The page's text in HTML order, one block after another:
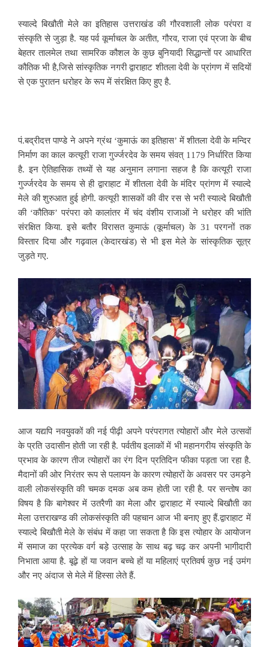
स्याल्दे बिखौती मेले का इतिहास उत्तराखंड की गौरवशाली लोक परंपरा व
संस्कृति से जुड़ा है. यह पर्व कूर्माचल के अतीत, गौरव, राजा एवं प्रजा के बीच
बेहतर तालमेल तथासामरिक कौशल के कुछ बुनियादी सिद्धान्तों पर आधारित
कौतिक भी है,जिसे सांस्कृतिक नगरी द्वाराहाट शीतला देवी के प्रांगण में सदियों
से एक पुरातन धरोहर के रूप में संरक्षित किए हुए है.
पं.बद्रीदत्त पाण्डे ने अपने ग्रंथ ‘कुमाऊं का इतिहास’ में शीतला देवी के मन्दिर
निर्माण का काल कत्यूरी राजा गुर्ज्जरदेव के समय संवत् 1179 निर्धारित किया
है. इन ऐतिहासिकतथ्यों से यह अनुमान लगाना सहज है कि कत्यूरी राजा
गुर्ज्जरदेव के समय से ही द्वाराहाट में शीतला देवी के मंदिर प्रांगण में स्याल्दे
मेले की शुरुआत हुई होगी. कत्यूरी शासकों की वीर रस से भरी स्याल्दे बिखौती
की ‘कौतिक’ परंपरा को कालांतर में चंद वंशीय राजाओं ने धरोहर की भांति
संरक्षित किया. इसे बतौर विरासत कुमाऊं (कूर्माचल) के 31 परगनों तक
विस्तार दिया और गढ़वाल (केदारखंड) से भी इस मेले के सांस्कृतिक सूत्र
जुड़ते गए.
आज यद्यपि नवयुवकों की नई पीढ़ी अपने परंपरागत त्योहारों और मेले उत्सवों
के प्रति उदासीन होती जा रही है. पर्वतीय इलाकों में भी महानगरीय संस्कृति के
प्रभाव केकारण तीज त्योहारों का रंग दिन प्रतिदिन फीका पड़ता जा रहा है.
मैदानों की ओर निरंतर रूप से पलायन के कारण त्योहारों के अवसर पर उमड़ने
वाली लोकसंस्कृति की चमक दमक अब कम होती जा रही है. पर सन्तोष का
विषय है किबागेश्वर में उतरैणी का मेला और द्वाराहाट में स्याल्दे बिखौती का
मेला उत्तराखण्ड की लोकसंस्कृति की पहचान आज भी बनाए हुए हैं.द्वाराहाट में
स्याल्दे बिखौती मेले के संबंध में कहा जा सकता है कि इस त्योहार के आयोजन
में समाज का प्रत्येक वर्ग बड़े उत्साह के साथ बढ़ चढ़ कर अपनी भागीदारी
निभाता आया है. बूढ़े हों या जवान बच्चे हों या महिलाएं प्रतिवर्ष कुछ नई उमंग
और नए अंदाज से मेले में हिस्सा लेते हैं.